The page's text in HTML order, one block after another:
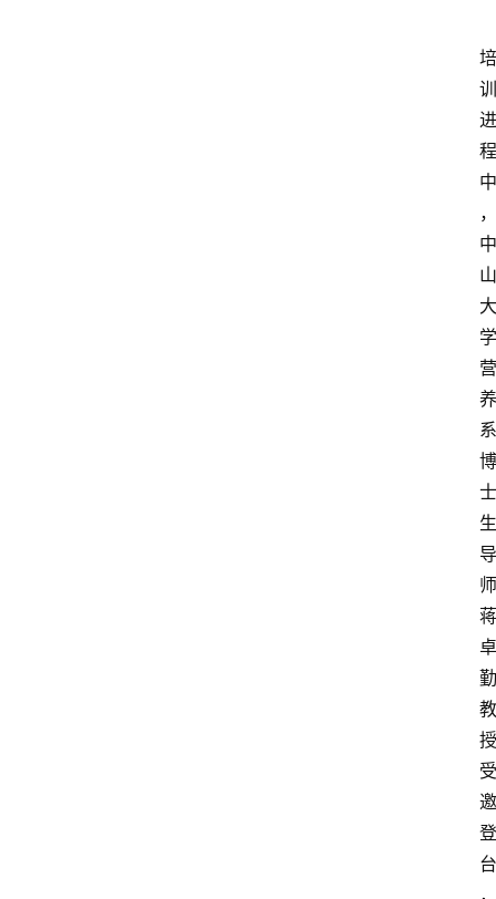
培
训
进
程
中
，
中
山
大
学
营
养
系
博
士
生
导
师
蒋
卓
勤
教
授
受
邀
登
台
，